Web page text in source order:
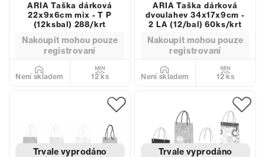
ARIA Taška dárková
22x9x6cm mix - T P
(12ksbal) 288/krt
Nakoupit mohou pouze
registrovaní
Není skladem 12 ks
ARIA Taška dárková
dvoulahev 34x17x9cm -
2 LA (12/bal) 60ks/krt
Nakoupit mohou pouze
registrovaní
Není skladem 12 ks
Trvale vyprodáno Trvale vyprodáno